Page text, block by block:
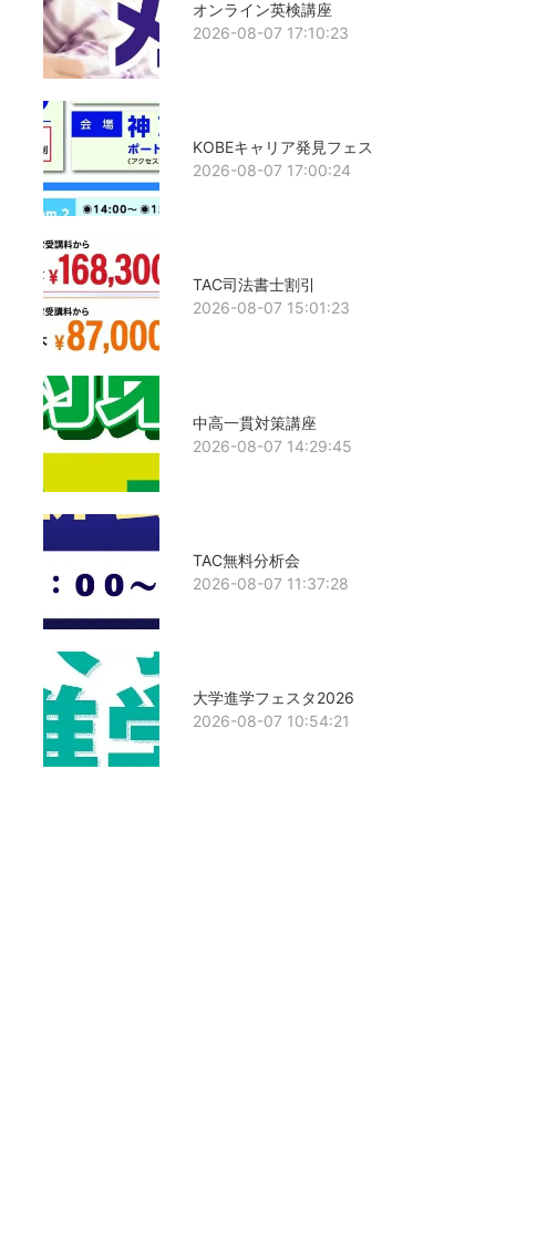
オンライン英検講座
2026-08-07 17:10:23
KOBEキャリア発見フェス
2026-08-07 17:00:24
TAC司法書士割引
2026-08-07 15:01:23
中高一貫対策講座
2026-08-07 14:29:45
TAC無料分析会
2026-08-07 11:37:28
大学進学フェスタ2026
2026-08-07 10:54:21